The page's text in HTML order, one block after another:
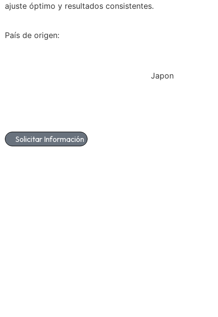
ajuste óptimo y resultados consistentes.
País de origen:
Japon
Solicitar Información